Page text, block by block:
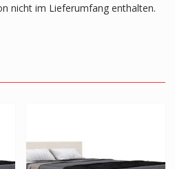
nicht im Lieferumfang enthalten.